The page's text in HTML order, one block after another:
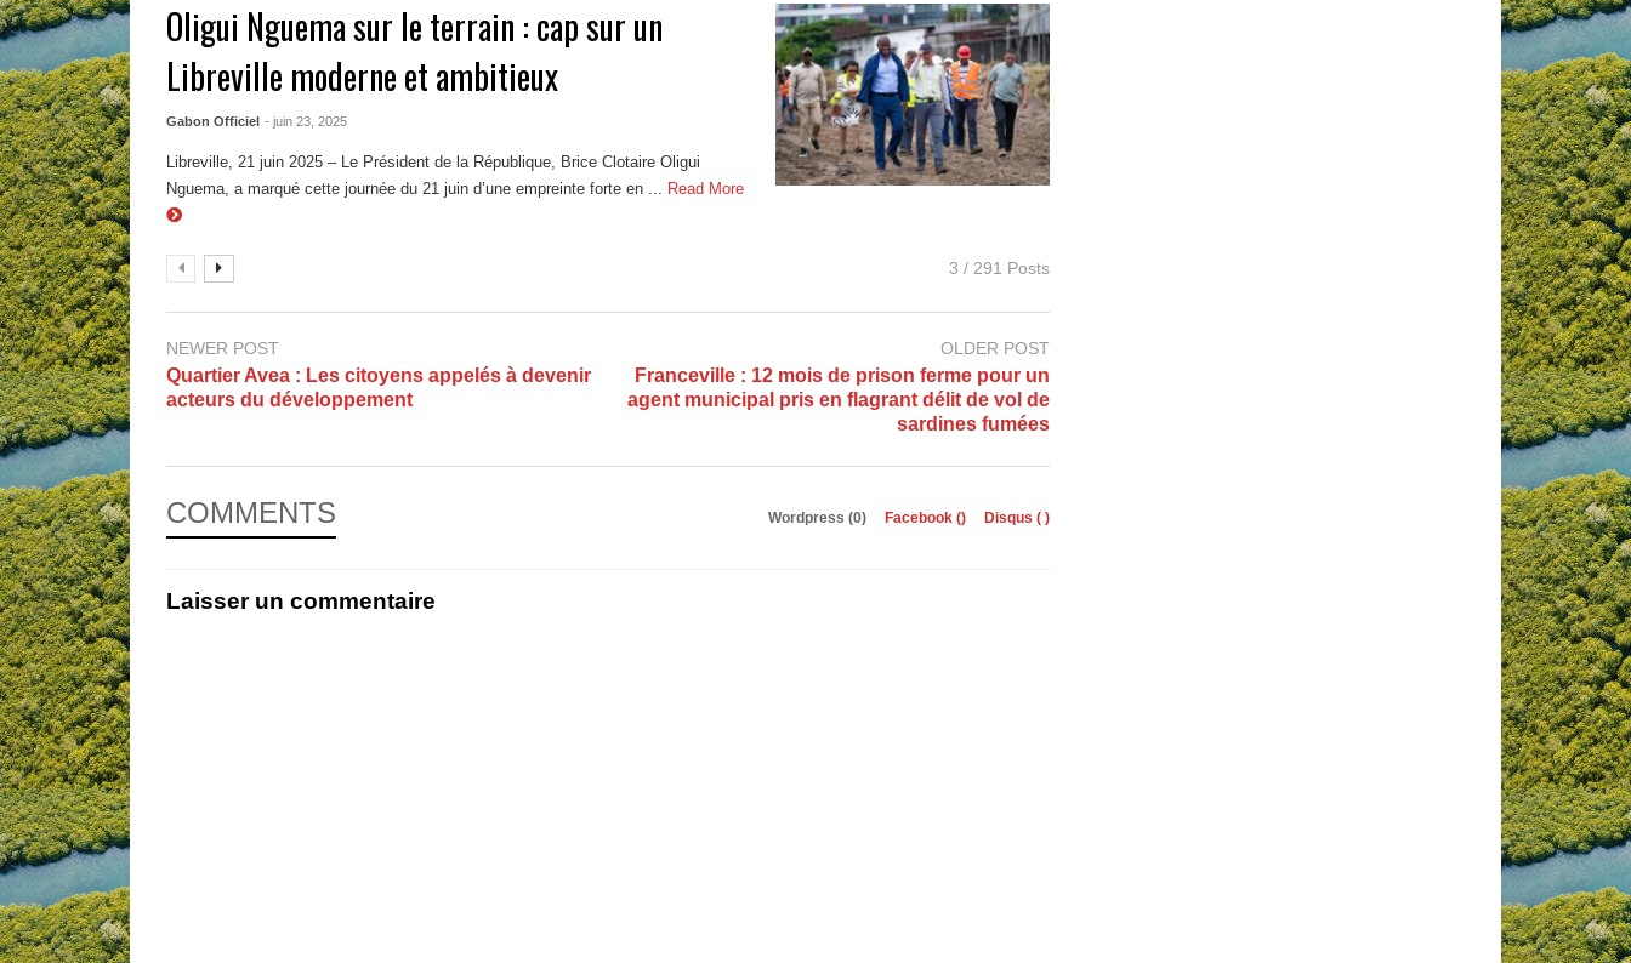
Oligui Nguema sur le terrain : cap sur un
Libreville moderne et ambitieux
Gabon Officiel - juin 23, 2025
Libreville, 21 juin 2025 – Le Président de la République, Brice Clotaire Oligui
Nguema, a marqué cette journée du 21 juin d’une empreinte forte en ... Read More
3 / 291 Posts
NEWER POST
Quartier Avea : Les citoyens appelés à devenir
acteurs du développement
OLDER POST
Franceville : 12 mois de prison ferme pour un
agent municipal pris en flagrant délit de vol de
sardines fumées
COMMENTS Wordpress (0) Facebook () Disqus ( )
Laisser un commentaire